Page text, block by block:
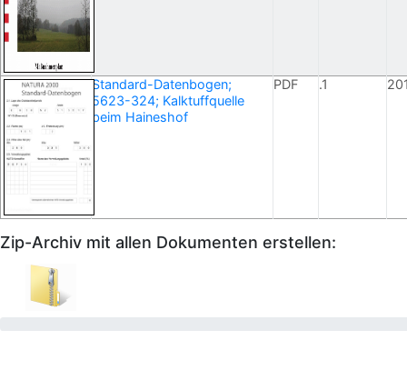
Standard-Datenbogen;
5623-324; Kalktuffquelle
beim Haineshof
PDF .1
Zip-Archiv mit allen Dokumenten erstellen: